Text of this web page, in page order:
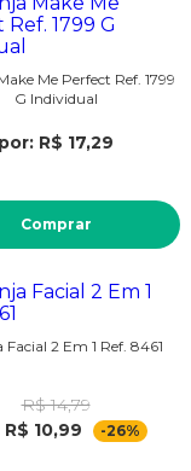
Me Perfect Ref. 1799
G Individual
por: R$ 17,29
Comprar
Facial 2 Em 1 Ref. 8461
R$ 14,79
10,99
-26%